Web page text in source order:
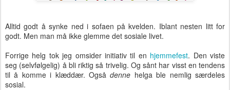
Alltid godt å synke ned i sofaen på kvelden. Iblant nesten litt for
godt. Men man må ikke glemme det sosiale livet.
Forrige helg tok jeg omsider initiativ til en hjemmefest. Den viste
seg (selvfølgelig) å bli riktig så trivelig. Og sånt har visst en tendens
til å komme i klæddær. Ogsådenne helga ble nemlig særdeles
sosial.